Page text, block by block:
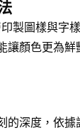
製圖樣與字
讓顏色更為
的深度，依